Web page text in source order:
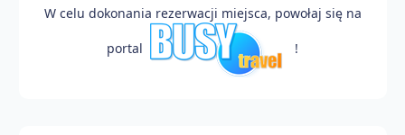
W celu dokonania rezerwacji miejsca, powołaj się na
portal !